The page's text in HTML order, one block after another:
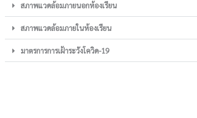
สภาพแวดล้อมภายนอกห้องเรียน
สภาพแวดล้อมภายในห้องเรียน
มาตรการการเฝ้าระวังโควิด-19